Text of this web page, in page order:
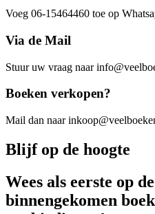
Voeg 06-15464460 toe op
Via de Mail
Stuur uw vraag naar
Boeken verkopen?
Mail dan naar
Blijf op de hoogte
Wees als eerste op
binnengekomen